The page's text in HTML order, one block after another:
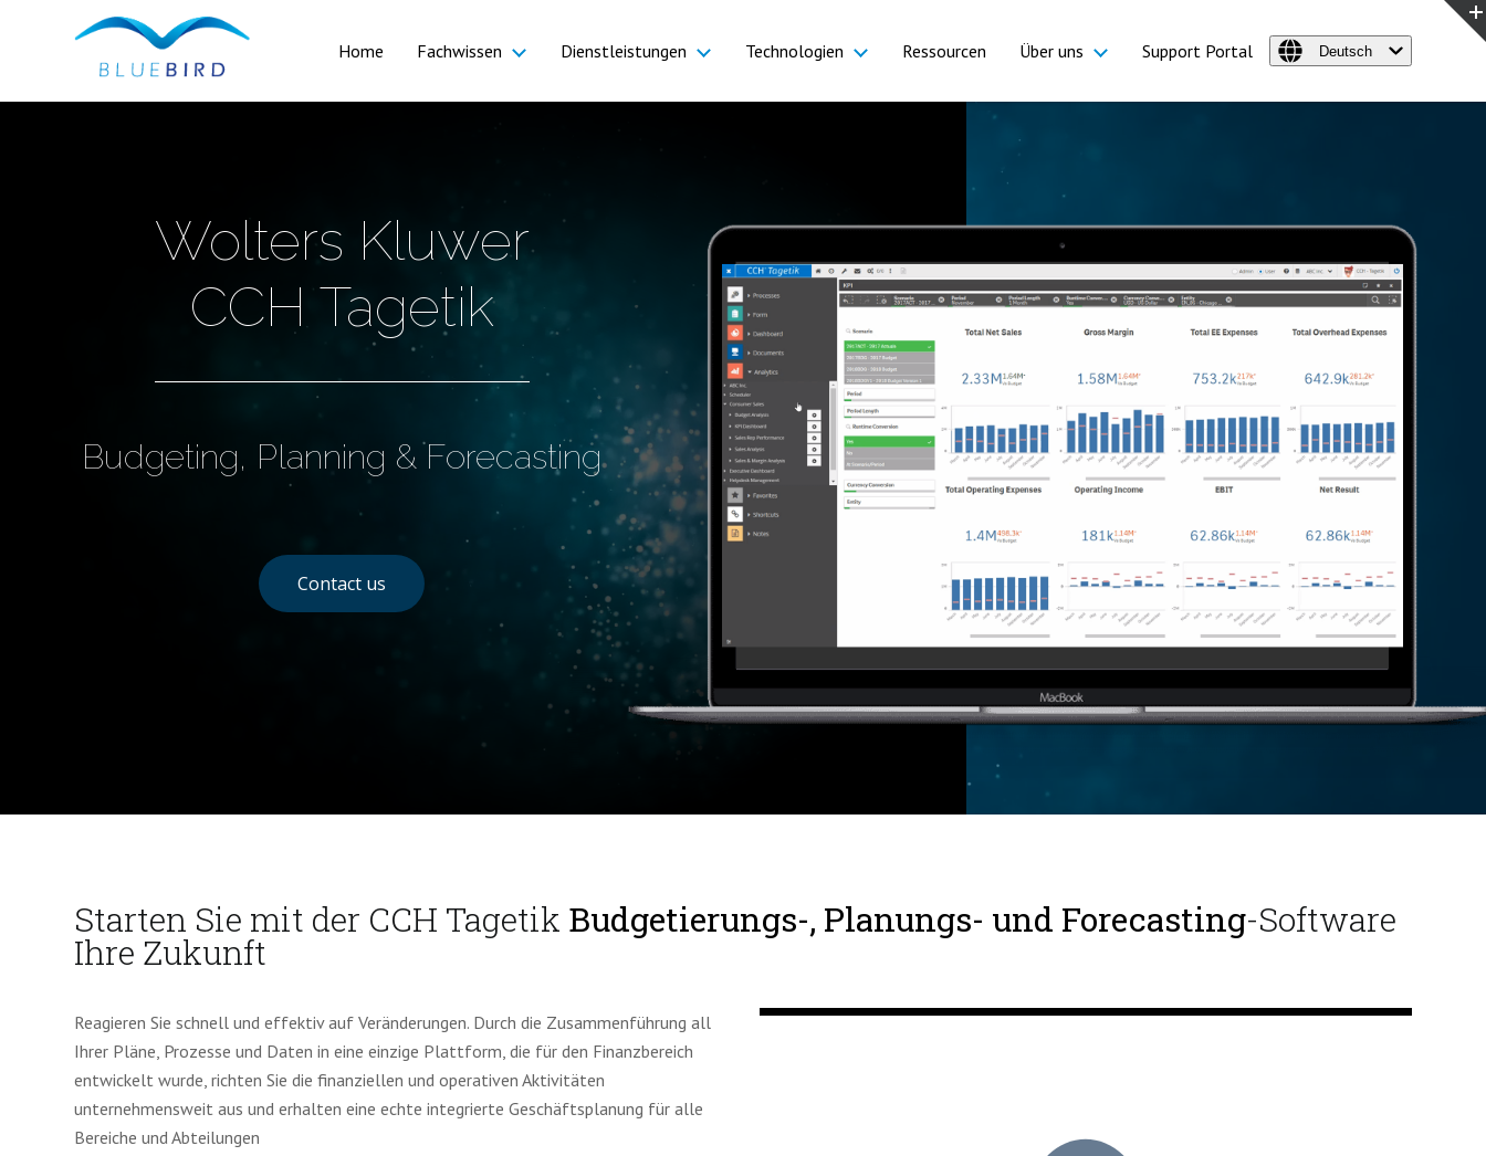
Home Fachwissen Dienstleistungen Technologien Ressourcen Über uns Support Portal Deutsch
Wolters Kluwer
CCH Tagetik
Budgeting, Planning & Forecasting
Contact us
Starten Sie mit der CCH Tagetik Budgetierungs-, Planungs- und Forecasting-Software
Ihre Zukunft
Reagieren Sie schnell und effektiv auf Veränderungen. Durch die Zusammenführung all
Ihrer Pläne, Prozesse und Daten in eine einzige Plattform, die für den Finanzbereich
entwickelt wurde, richten Sie die finanziellen und operativen Aktivitäten
unternehmensweit aus und erhalten eine echte integrierte Geschäftsplanung für alle
Bereiche und Abteilungen